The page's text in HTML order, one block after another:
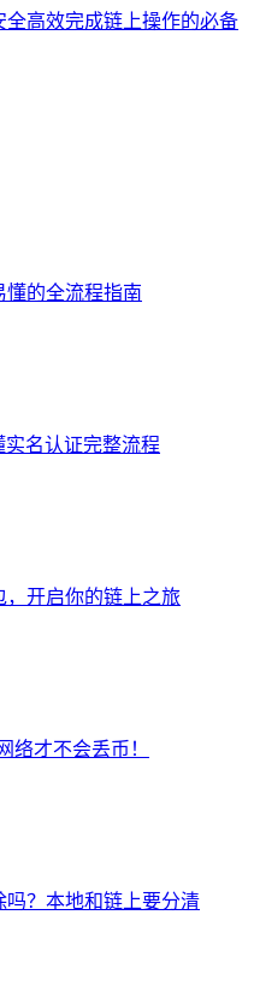
高效完成链上操作的必备
懂的全流程指南
名认证完整流程
，开启你的链上之旅
络才不会丢币！
吗？本地和链上要分清